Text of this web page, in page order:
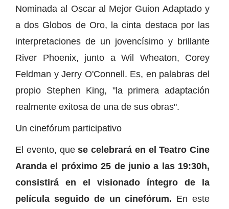
Nominada al Oscar al Mejor Guion Adaptado y
a dos Globos de Oro, la cinta destaca por las
interpretaciones de un jovencísimo y brillante
River Phoenix, junto a Wil Wheaton, Corey
Feldman y Jerry O'Connell. Es, en palabras del
propio Stephen King, "la primera adaptación
realmente exitosa de una de sus obras".
Un cinefórum participativo
El evento, quese celebrará en el Teatro Cine
Aranda el próximo 25 de junio a las 19:30h,
consistirá en el visionado íntegro de la
película seguido de un cinefórum. En este